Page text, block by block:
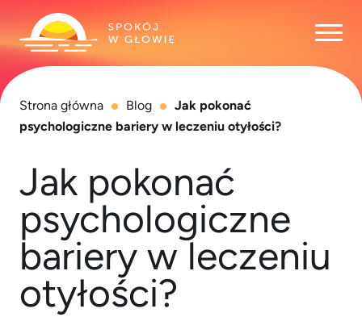
Strona główna Blog
Jak pokonać
psychologiczne bariery w leczeniu otyłości?
Jak pokonać
psychologiczne
bariery w leczeniu
otyłości?